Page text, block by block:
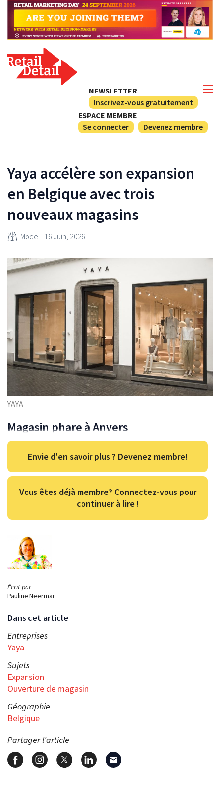
NEWSLETTER
Inscrivez-vous gratuitement
ESPACE MEMBRE
Se connecter
Devenez membre
Écrit par
Pauline Neerman
Dans cet article
Entreprises
Yaya
Sujets
Expansion
Ouverture de magasin
Géographie
Belgique
Partager l'article
Yaya accélère son expansion
en Belgique avec trois
nouveaux magasins
Mode 16 Juin, 2026
YAYA
Magasin phare à Anvers
Envie d'en savoir plus ? Devenez membre!
Vous êtes déjà membre? Connectez-vous pour
continuer à lire !